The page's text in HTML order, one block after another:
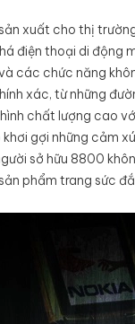
xuất cho thị
điện thoại di động
các chức năng
xác, từ những
chất lượng cao
gợi những cảm
sở hữu 8800
phẩm trang sức